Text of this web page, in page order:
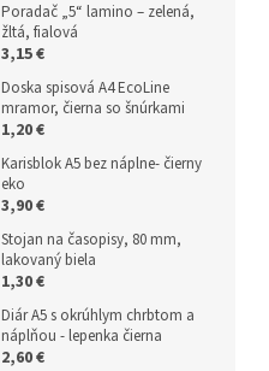
Poradač „5“ lamino – zelená,
žltá, fialová
3,15 €
Doska spisová A4 EcoLine
mramor, čierna so šnúrkami
1,20 €
Karisblok A5 bez náplne- čierny
eko
3,90 €
Stojan na časopisy, 80 mm,
lakovaný biela
1,30 €
Diár A5 s okrúhlym chrbtom a
náplňou - lepenka čierna
2,60 €